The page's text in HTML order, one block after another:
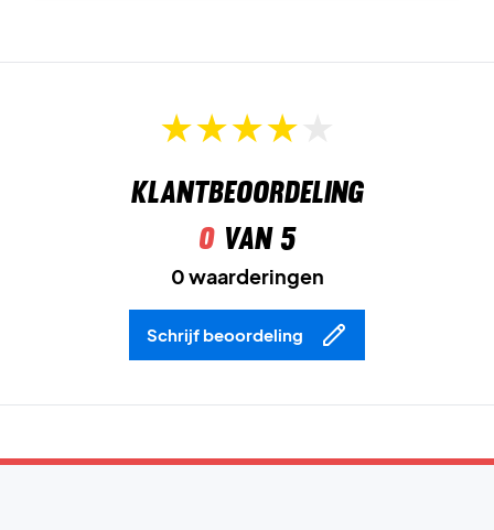
Klantbeoordeling
0van 5
0 waarderingen
Schrijf beoordeling